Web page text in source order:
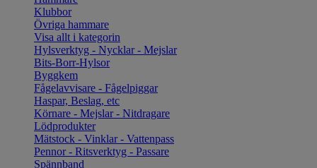
Klubbor
Övriga hammare
Visa allt i kategorin
Hylsverktyg - Nycklar - Mejslar
Bits-Borr-Hylsor
Byggkem
Fågelavvisare - Fågelpiggar
Haspar, Beslag, etc
Körnare - Mejslar - Nitdragare
Lödprodukter
Mätstock - Vinklar - Vattenpass
Pennor - Ritsverktyg - Passare
Spännband